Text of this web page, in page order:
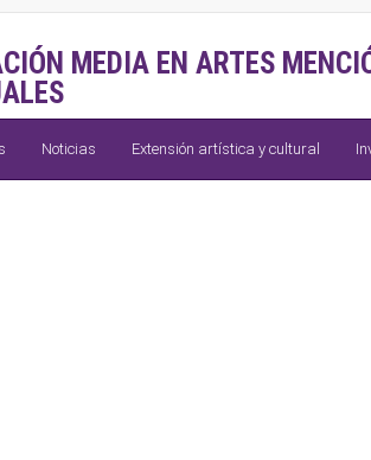
MEDIA EN ARTES
Noticias Extensión artística y cultural